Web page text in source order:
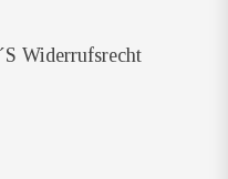
Widerrufsrecht